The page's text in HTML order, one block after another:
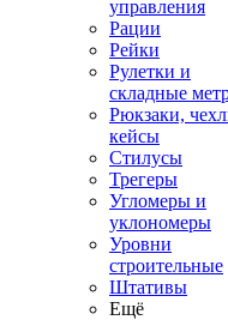
управления
Рации
Рейки
Рулетки и
складные
Рюкзаки,
кейсы
Стилусы
Трегеры
Угломеры и
уклономеры
Уровни
строительные
Штативы
Ещё